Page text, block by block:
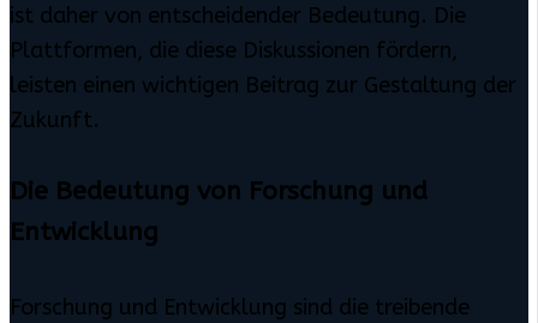
ist daher von entscheidender Bedeutung. Die
Plattformen, die diese Diskussionen fördern,
leisten einen wichtigen Beitrag zur Gestaltung der
Zukunft.
Die Bedeutung von Forschung und
Entwicklung
Forschung und Entwicklung sind die treibende